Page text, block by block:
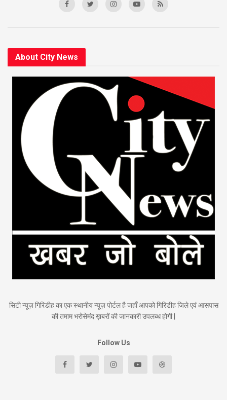
About City News
सिटी न्यूज़ गिरिडीह का एक स्थानीय न्यूज़ पोर्टल है जहाँ आपको गिरिडीह जिले एवं आसपास
की तमाम भरोसेमंद ख़बरों की जानकारी उपलब्ध होगी |
Follow Us